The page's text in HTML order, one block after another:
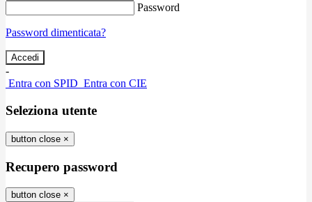
Password
Password dimenticata?
-
Entra con SPID Entra con CIE
Seleziona utente
button close ×
Recupero password
button close ×